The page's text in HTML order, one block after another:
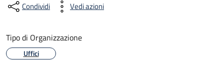
Condividi Vedi azioni
Tipo di Organizzazione
Uffici